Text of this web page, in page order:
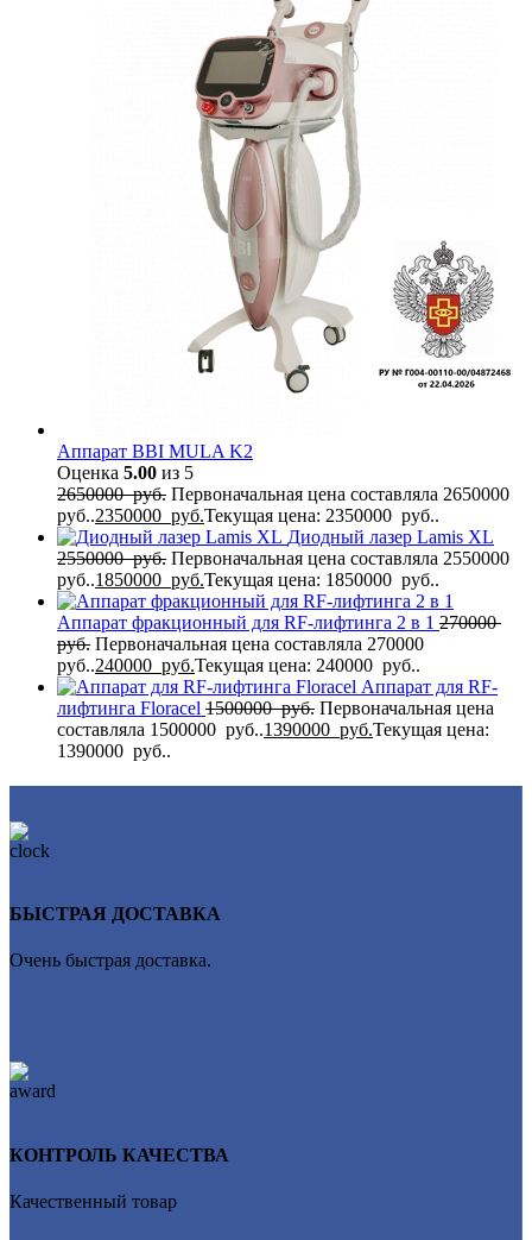
Аппарат BBI MULA K2
Оценка 5.00 из 5
2650000руб. Первоначальная цена составляла 2650000
руб..2350000 руб.Текущая цена: 2350000 руб..
Диодный лазер Lamis XL
2550000руб. Первоначальная цена составляла 2550000
руб..1850000 руб.Текущая цена: 1850000 руб..
Аппарат фракционный для RF-лифтинга 2 в 1 270000
руб. Первоначальная цена составляла 270000
руб..240000 руб.Текущая цена: 240000 руб..
Аппарат для RF-
лифтинга Flоrасеl 1500000руб. Первоначальная цена
составляла 1500000 руб..1390000 руб.Текущая цена:
1390000 руб..
БЫСТРАЯ ДОСТАВКА
Очень быстрая доставка.
КОНТРОЛЬ КАЧЕСТВА
Качественный товар